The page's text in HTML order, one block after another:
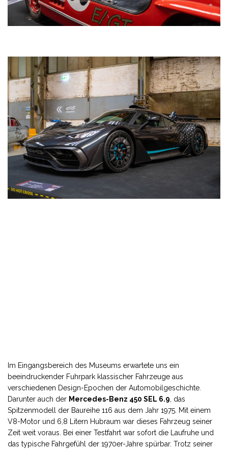
Im Eingangsbereich des Museums erwartete uns ein
beeindruckender Fuhrpark klassischer Fahrzeuge aus
verschiedenen Design-Epochen der Automobilgeschichte.
Darunter auch der Mercedes-Benz 450 SEL 6.9 , das
Spitzenmodell der Baureihe 116 aus dem Jahr 1975. Mit einem
V8-Motor und 6,8 Litern Hubraum war dieses Fahrzeug seiner
Zeit weit voraus. Bei einer Testfahrt war sofort die Laufruhe und
das typische Fahrgefühl der 1970er-Jahre spürbar. Trotz seiner